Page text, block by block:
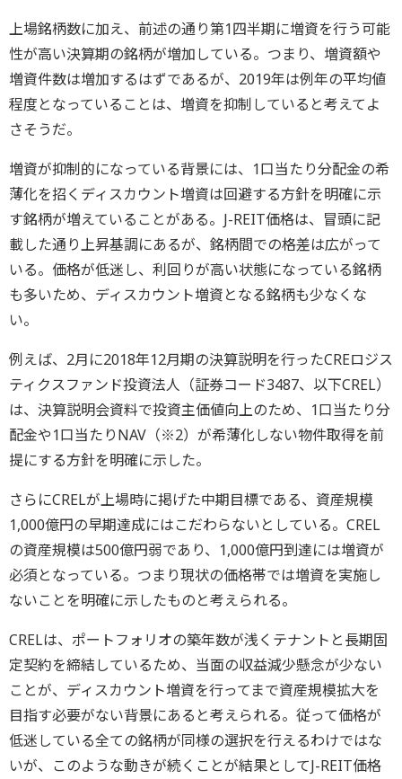
上場銘柄数に加え、前述の通り第1四半期に増資を行う可能
性が高い決算期の銘柄が増加している。つまり、増資額や
増資件数は増加するはずであるが、2019年は例年の平均値
程度となっていることは、増資を抑制していると考えてよ
さそうだ。
増資が抑制的になっている背景には、1口当たり分配金の希
薄化を招くディスカウント増資は回避する方針を明確に示
す銘柄が増えていることがある。J-REIT価格は、冒頭に記
載した通り上昇基調にあるが、銘柄間での格差は広がって
いる。価格が低迷し、利回りが高い状態になっている銘柄
も多いため、ディスカウント増資となる銘柄も少なくな
い。
例えば、2月に2018年12月期の決算説明を行ったCREロジス
ティクスファンド投資法人（証券コード3487、以下CREL）
は、決算説明会資料で投資主価値向上のため、1口当たり分
配金や1口当たりNAV（※2）が希薄化しない物件取得を前
提にする方針を明確に示した。
さらにCRELが上場時に掲げた中期目標である、資産規模
1,000億円の早期達成にはこだわらないとしている。CREL
の資産規模は500億円弱であり、1,000億円到達には増資が
必須となっている。つまり現状の価格帯では増資を実施し
ないことを明確に示したものと考えられる。
CRELは、ポートフォリオの築年数が浅くテナントと長期固
定契約を締結しているため、当面の収益減少懸念が少ない
ことが、ディスカウント増資を行ってまで資産規模拡大を
目指す必要がない背景にあると考えられる。従って価格が
低迷している全ての銘柄が同様の選択を行えるわけではな
いが、このような動きが続くことが結果としてJ-REIT価格